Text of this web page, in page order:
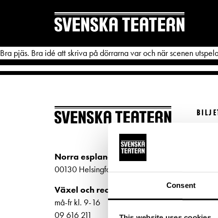
Consent
REPERTOAR & BILJETTER
Kalender
Biljetter
DITT
Textning
Bra pjäs. Bra idé att skriva på dörrarna var och när scenen
Norra esplanaden 2
00130 Helsingfors
Växel och reception
må-fr kl. 9-16
09 616 211
ti-fr